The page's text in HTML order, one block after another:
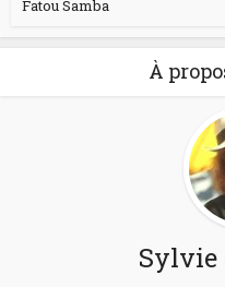
Fatou Samba
À
Sylvie